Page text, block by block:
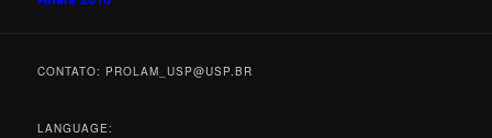
CONTATO: PROLAM_USP@USP.BR
LANGUAGE: